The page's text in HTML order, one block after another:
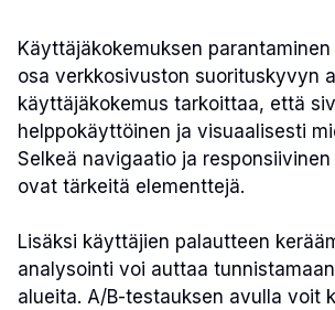
Käyttäjäkokemuksen
osa verkkosivuston suorituskyvyn
käyttäjäkokemus tarkoittaa, että
helppokäyttöinen ja visuaalisesti
Selkeä navigaatio ja
ovat tärkeitä elementtejä.
Lisäksi käyttäjien palautteen
analysointi voi auttaa
alueita. A/B-testauksen avulla voit